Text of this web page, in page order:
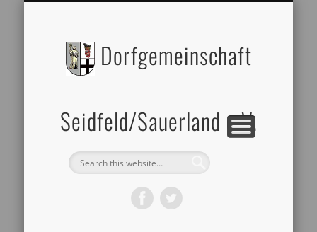
Dorfgemeinschaft
Seidfeld/Sauerland e.V.